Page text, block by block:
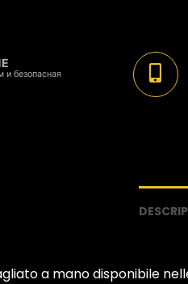
и безопасная
a mano disponibile